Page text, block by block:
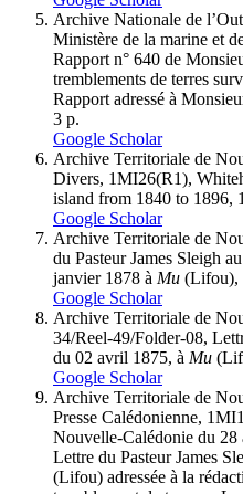
Archive Nationale de
Ministère de la marine et
Rapport n° 640 de
tremblements de terres
Rapport adressé à
3 p.
Google Scholar
Archive Territoriale de
Divers, 1MI26(R1),
island from 1840 to 1896,
Google Scholar
Archive Territoriale de
du Pasteur James Sleigh
janvier 1878 à Mu (Lifou),
Google Scholar
Archive Territoriale de
34/Reel-49/Folder-08,
du 02 avril 1875, à Mu
Google Scholar
Archive Territoriale de
Presse Calédonienne,
Nouvelle-Calédonie du
Lettre du Pasteur James
(Lifou) adressée à la